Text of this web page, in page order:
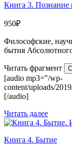
Книга 3. Познание
950₽
Философские,
бытия
Читать фрагмент
[audio mp3="/wp-
content/uploads/
[/audio]
Читать далее
Книга 4. Бытие